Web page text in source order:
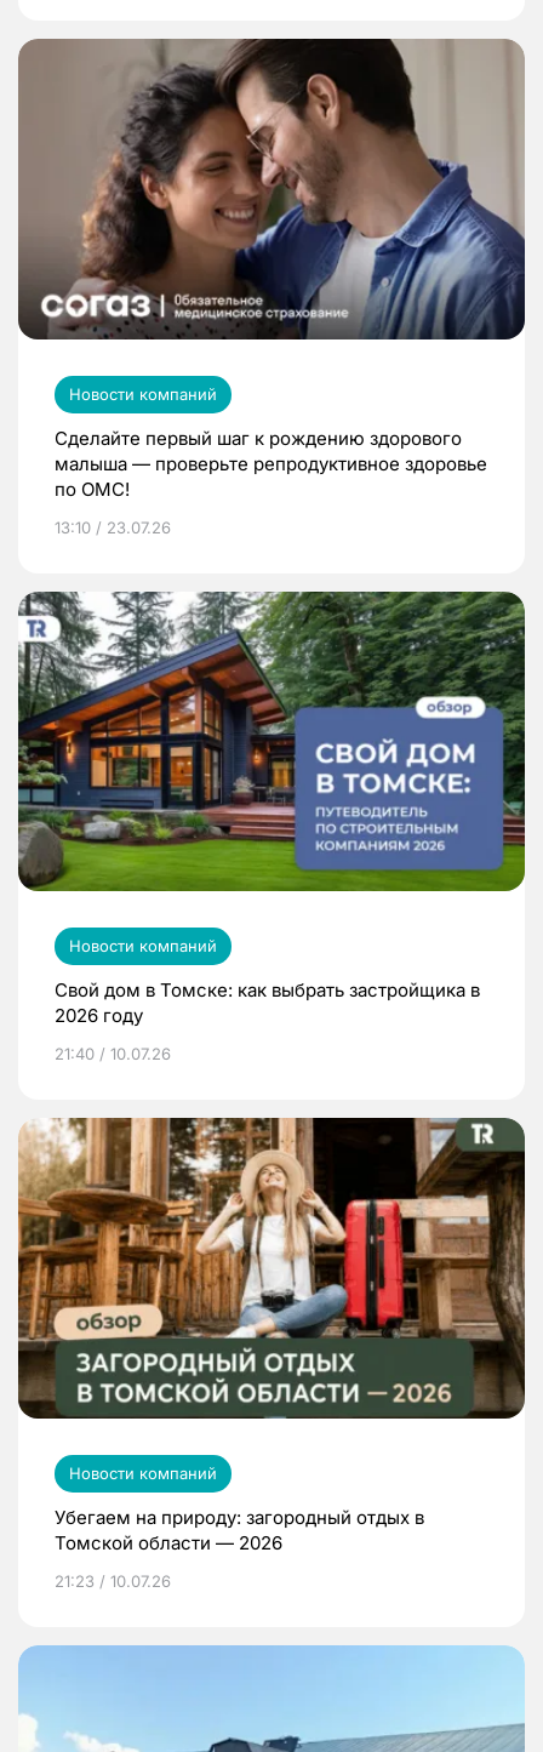
Новости компаний
Сделайте первый шаг к рождению здорового
малыша — проверьте репродуктивное здоровье
по ОМС!
13:10 / 23.07.26
Новости компаний
Свой дом в Томске: как выбрать застройщика в
2026 году
21:40 / 10.07.26
Новости компаний
Убегаем на природу: загородный отдых в
Томской области — 2026
21:23 / 10.07.26